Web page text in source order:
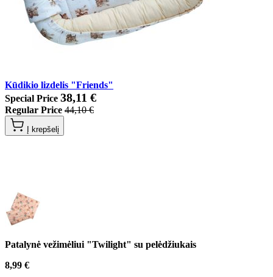
Kūdikio lizdelis "Friends"
Special Price 38,11 €
Regular Price 44,10 €
Į krepšelį
Patalynė vežimėliui "Twilight" su pelėdžiukais
8,99 €